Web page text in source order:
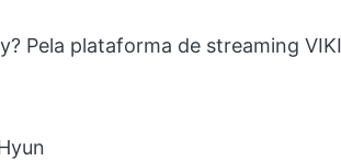
Pela plataforma de streaming VIKI